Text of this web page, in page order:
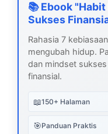
📚 Ebook
Sukses
Rahasia 7
mengubah hidup.
dan mindset
finansial.
📖150+ Halaman
🎯Panduan Praktis